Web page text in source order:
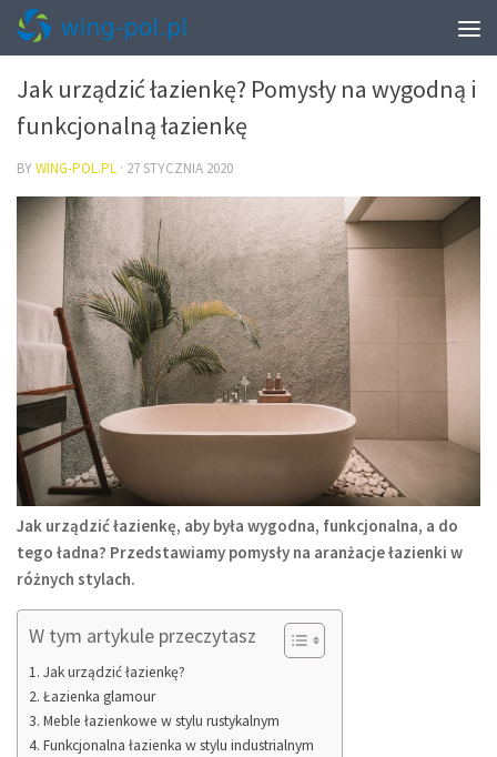
WNĘTRZA
Jak urządzić łazienkę? Pomysły na wygodną i
funkcjonalną łazienkę
BYWING-POL.PL · 27 STYCZNIA 2020
Jak urządzić łazienkę, aby była wygodna, funkcjonalna, a do
tego ładna? Przedstawiamy pomysły na aranżacje łazienki w
różnych stylach.
W tym artykule przeczytasz
Jak urządzić łazienkę?
Łazienka glamour
Meble łazienkowe w stylu rustykalnym
Funkcjonalna łazienka w stylu industrialnym